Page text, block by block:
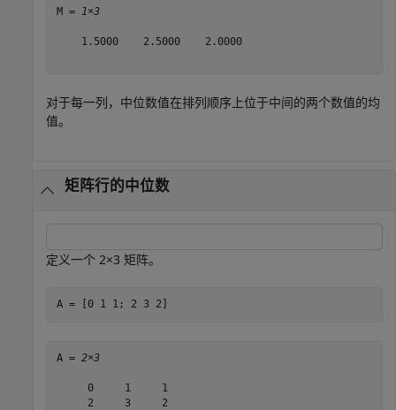
M = 1×3
    1.5000    2.5000    2.0000
对于每一列，中位数值在排列顺序上位于中间的两个数值的均
值。
矩阵行的中位数
定义一个 2×3 矩阵。
A = [0 1 1; 2 3 2]
A = 2×3
     0     1     1
     2     3     2